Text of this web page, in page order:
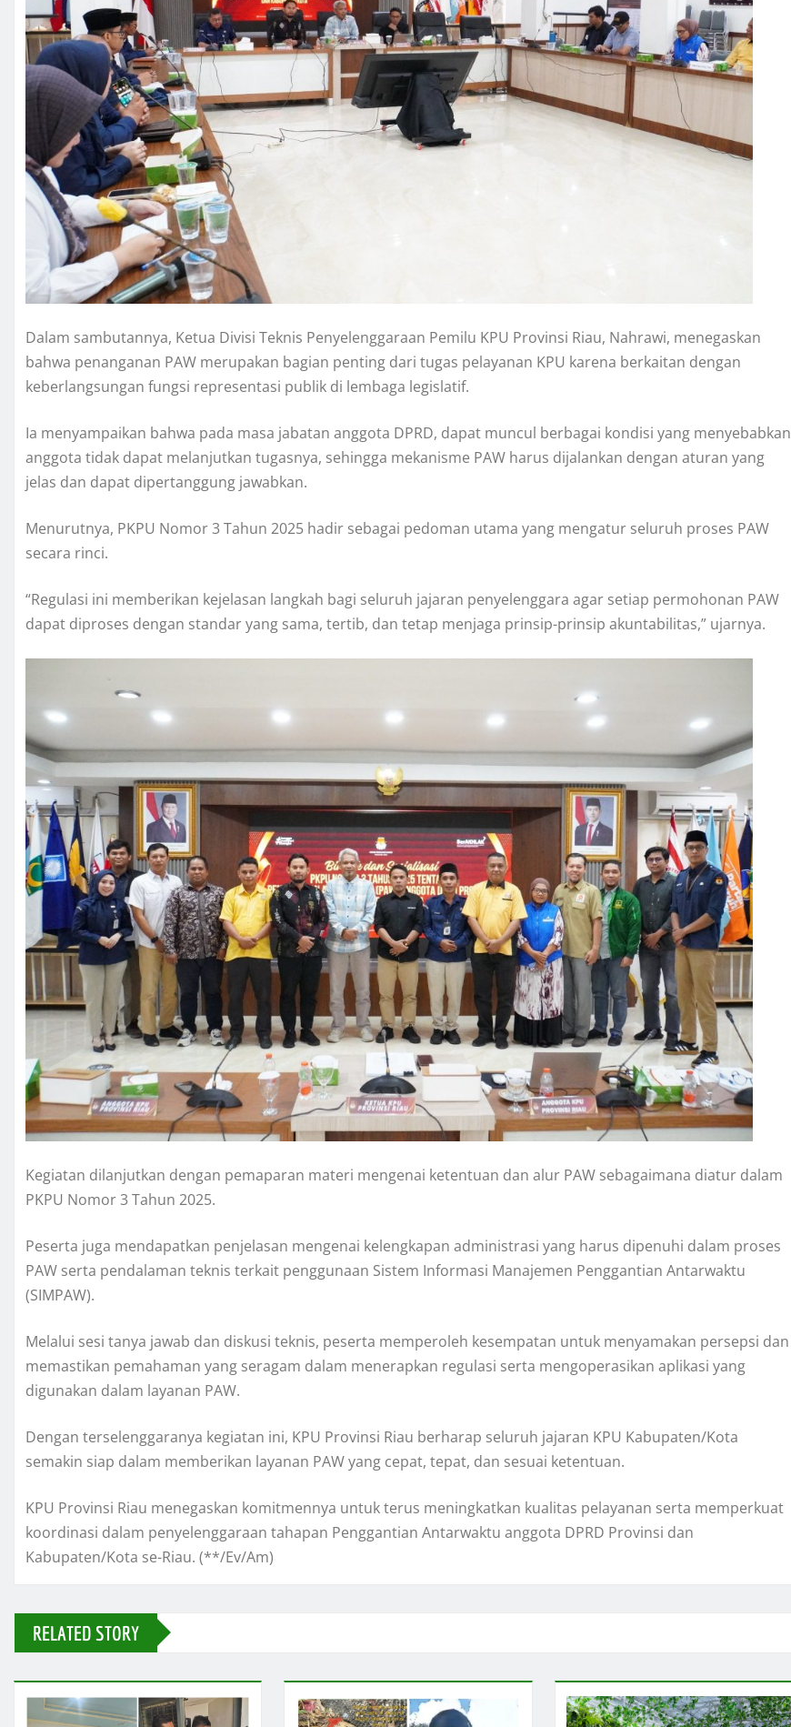
Dalam sambutannya, Ketua Divisi Teknis Penyelenggaraan Pemilu KPU Provinsi Riau, Nahrawi, menegaskan
bahwa penanganan PAW merupakan bagian penting dari tugas pelayanan KPU karena berkaitan dengan
keberlangsungan fungsi representasi publik di lembaga legislatif.
Ia menyampaikan bahwa pada masa jabatan anggota DPRD, dapat muncul berbagai kondisi yang menyebabkan
anggota tidak dapat melanjutkan tugasnya, sehingga mekanisme PAW harus dijalankan dengan aturan yang
jelas dan dapat dipertanggung jawabkan.
Menurutnya, PKPU Nomor 3 Tahun 2025 hadir sebagai pedoman utama yang mengatur seluruh proses PAW
secara rinci.
“Regulasi ini memberikan kejelasan langkah bagi seluruh jajaran penyelenggara agar setiap permohonan PAW
dapat diproses dengan standar yang sama, tertib, dan tetap menjaga prinsip-prinsip akuntabilitas,” ujarnya.
Kegiatan dilanjutkan dengan pemaparan materi mengenai ketentuan dan alur PAW sebagaimana diatur dalam
PKPU Nomor 3 Tahun 2025.
Peserta juga mendapatkan penjelasan mengenai kelengkapan administrasi yang harus dipenuhi dalam proses
PAW serta pendalaman teknis terkait penggunaan Sistem Informasi Manajemen Penggantian Antarwaktu
(SIMPAW).
Melalui sesi tanya jawab dan diskusi teknis, peserta memperoleh kesempatan untuk menyamakan persepsi dan
memastikan pemahaman yang seragam dalam menerapkan regulasi serta mengoperasikan aplikasi yang
digunakan dalam layanan PAW.
Dengan terselenggaranya kegiatan ini, KPU Provinsi Riau berharap seluruh jajaran KPU Kabupaten/Kota
semakin siap dalam memberikan layanan PAW yang cepat, tepat, dan sesuai ketentuan.
KPU Provinsi Riau menegaskan komitmennya untuk terus meningkatkan kualitas pelayanan serta memperkuat
koordinasi dalam penyelenggaraan tahapan Penggantian Antarwaktu anggota DPRD Provinsi dan
Kabupaten/Kota se-Riau. (**/Ev/Am)
RELATED STORY